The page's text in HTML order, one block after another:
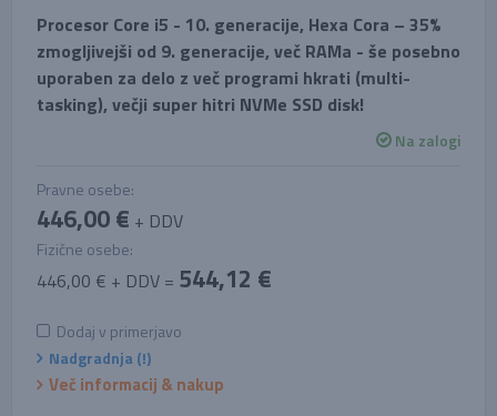
Procesor Core i5 - 10. generacije, Hexa Cora – 35%
zmogljivejši od 9. generacije, več RAMa - še posebno
uporaben za delo z več programi hkrati (multi-
tasking), večji super hitri NVMe SSD disk!
Na zalogi
Pravne osebe:
446,00 € + DDV
Fizične osebe:
446,00 € + DDV = 544,12 €
Dodaj v primerjavo
Nadgradnja (!)
Več informacij & nakup